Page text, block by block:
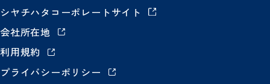
シヤチハタコーポレートサイト
会社所在地
利用規約
プライバシーポリシー